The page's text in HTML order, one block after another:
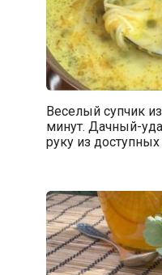
Веселый супчик
минут. Дачный-
руку из